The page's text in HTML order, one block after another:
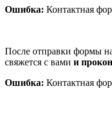
Ошибка: Контактная
После отправки формы
свяжется с вами и
Ошибка: Контактная